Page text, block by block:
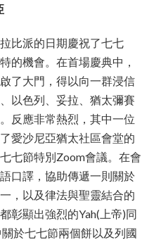
比派的日期慶祝了七七
的機會。在首場慶典中，
了大門，得以向一群浸信
以色列、妥拉、猶太彌賽
反應非常熱烈，其中一位
愛沙尼亞猶太社區會堂的
七節特別Zoom會議。在會
口譯，協助傳遞一則關於
，以及律法與聖靈結合的
彰顯出強烈的Yah(上帝)同
於七七節兩個餅以及列國